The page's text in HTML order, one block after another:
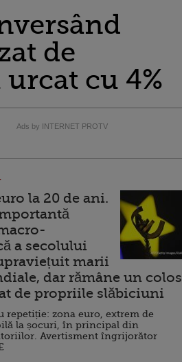
de
cu 4%
Ads by INTERNET PROTV
la 20 de ani.
a secolului
marii
dar rămâne un colos
de propriile slăbiciuni
repetiție: zona euro, extrem de
la șocuri, în principal din
Avertisment îngrijorător